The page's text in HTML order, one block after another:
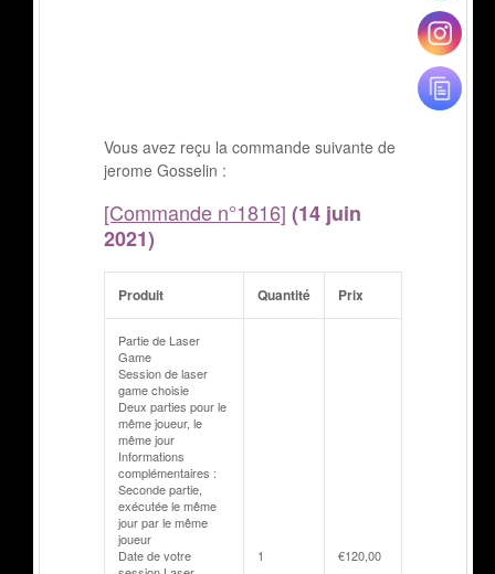
Vous avez reçu la commande suivante de
jerome Gosselin :
[Commande n°1816] (14 juin
2021)
Produit Quantité Prix
Partie de Laser
Game
Session de laser
game choisie
Deux parties pour le
même joueur, le
même jour
Informations
complémentaires :
Seconde partie,
exécutée le même
jour par le même
joueur
Date de votre
1 €120,00